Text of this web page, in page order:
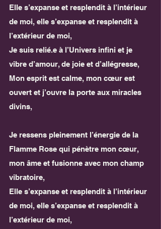
Elle s’expanse et resplendit à l’intérieur
de moi, elle s’expanse et resplendit à
l’extérieur de moi,
Je suis relié.e à l’Univers infini et je
vibre d’amour, de joie et d’allégresse,
Mon esprit est calme, mon cœur est
ouvert et j’ouvre la porte aux miracles
divins,
Je ressens pleinement l’énergie de la
Flamme Rose qui pénètre mon cœur,
mon âme et fusionne avec mon champ
vibratoire,
Elle s’expanse et resplendit à l’intérieur
de moi, elle s’expanse et resplendit à
l’extérieur de moi,